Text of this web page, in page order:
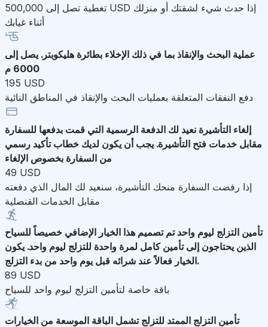
تغطية تصل إلى 500,000 USD إذا حدث شيء لشقتك أو منزلك
أثناء غيابك
عملية البحث والإنقاذ بما في ذلك الإخلاء بطائرة هليكوبتر. يصل إلى
6000 م
195 USD
دفع النفقات المتعلقة بعمليات البحث والإنقاذ في المناطق النائية
إلغاء التأشيرة نعيد لك الدفعة الرسمية التي قمت بدفعها للسفارة
مقابل خدمات فتح التأشيرة. يجب أن يكون لديك خطاب تأكيد رسمي
من السفارة بخصوص الإلغاء
49 USD
إذا رفضت السفارة منحك التأشيرة، سنعيد لك المال الذي دفعته
مقابل الخدمات القنصلية
تأمين التزلج ليوم واحد تم تصميم هذا الخيار الإضافي خصيصاً للسياح
الذين يحتاجون إلى تأمين كامل لمرة واحدة للتزلج ليوم واحد. يكون
الخيار فعالاً عند شرائه قبل يوم واحد من بدء التزلج.
89 USD
باقة خاصة لتأمين التزلج ليوم واحد للسياح
تأمين التزلج الممتد للتزلج تشمل الباقة الموسعة من الخيارات